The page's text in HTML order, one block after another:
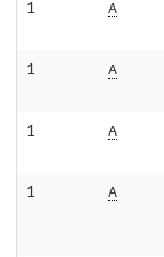
1 A
1 A
1 A
1 A